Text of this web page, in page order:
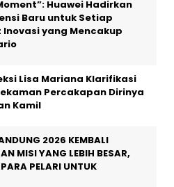
Huawei Hadirkan
Baru untuk Setiap
Inovasi yang Mencakup
Lisa Mariana Klarifikasi
Percakapan Dirinya
Kamil
2026 KEMBALI
MISI YANG LEBIH BESAR,
PELARI UNTUK